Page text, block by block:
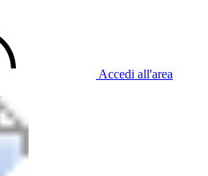
Accedi all'area